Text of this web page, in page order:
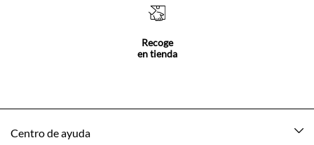
Recoge
en tienda
Centro de ayuda